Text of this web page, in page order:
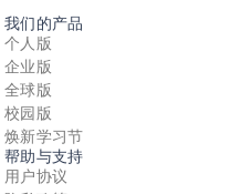
我们的产品
个人版
企业版
全球版
校园版
焕新学习节
帮助与支持
用户协议